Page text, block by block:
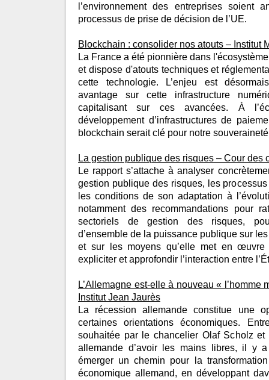
l’environnement des entreprises soient
processus de prise de décision de l’UE.
Blockchain : consolider nos atouts – Institut
La France a été pionnière dans
et dispose d'atouts techniques et
cette technologie. L’enjeu est
avantage sur cette infrastructure
capitalisant sur ces avancées. À
développement d’infrastructures de
blockchain serait clé pour notre
La gestion publique des risques – Cour des
Le rapport s’attache à analyser
gestion publique des risques, les
les conditions de son adaptation à
notamment des recommandations pour
sectoriels de gestion des risques,
d’ensemble de la puissance publique sur
et sur les moyens qu’elle met en
expliciter et approfondir l’interaction entre
L’Allemagne est-elle à nouveau « l’homme
Institut Jean Jaurès
La récession allemande constitue une
certaines orientations économiques.
souhaitée par le chancelier Olaf Scholz et
allemande d’avoir les mains libres, il y
émerger un chemin pour la
économique allemand, en développant